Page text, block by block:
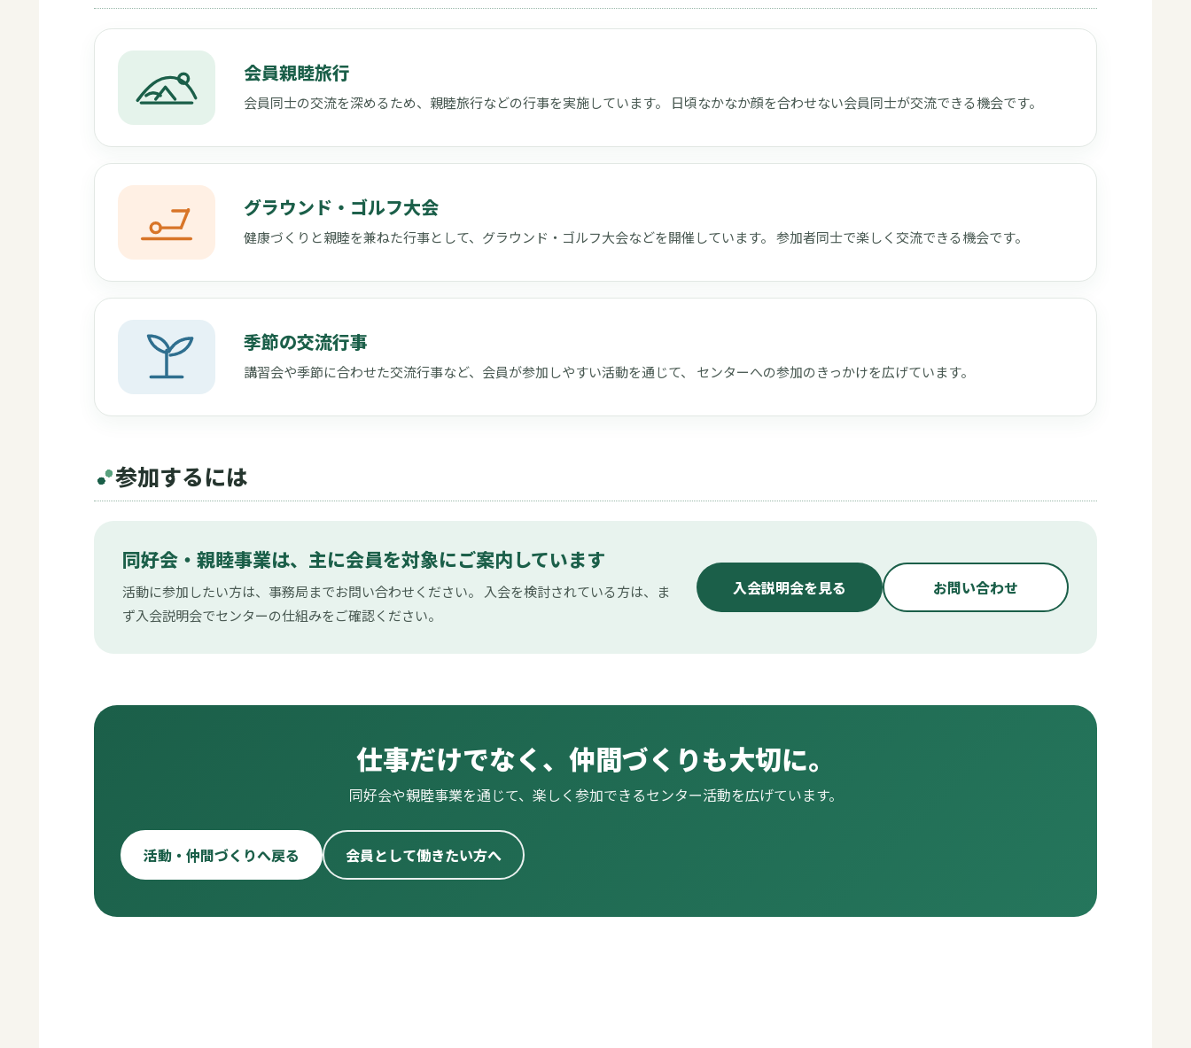
会員親睦旅行
会員同士の交流を深めるため、親睦旅行などの行事を実施しています。 日頃なかなか顔を合わせない会員同士が交流できる機会です。
グラウンド・ゴルフ大会
健康づくりと親睦を兼ねた行事として、グラウンド・ゴルフ大会などを開催しています。 参加者同士で楽しく交流できる機会です。
季節の交流行事
講習会や季節に合わせた交流行事など、会員が参加しやすい活動を通じて、 センターへの参加のきっかけを広げています。
参加するには
同好会・親睦事業は、主に会員を対象にご案内しています
活動に参加したい方は、事務局までお問い合わせください。 入会を検討されている方は、ま
ず入会説明会でセンターの仕組みをご確認ください。
入会説明会を見る お問い合わせ
仕事だけでなく、仲間づくりも大切に。
同好会や親睦事業を通じて、楽しく参加できるセンター活動を広げています。
活動・仲間づくりへ戻る 会員として働きたい方へ